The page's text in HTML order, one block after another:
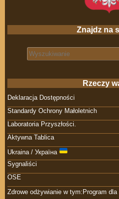
Znajdz na
Search for:
Rzeczy
Deklaracja Dostępności
Standardy Ochrony Małoletnich
Laboratoria Przyszłości.
Aktywna Tablica
Ukraina / Україна
Sygnaliści
OSE
Zdrowe odżywianie w tym:Program dla